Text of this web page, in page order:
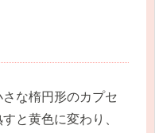
な楕円形のカプセ
と黄色に変わり、